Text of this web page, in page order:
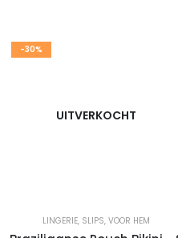
-30%
UITVERKOCHT
LINGERIE, SLIPS,VOOR HEM